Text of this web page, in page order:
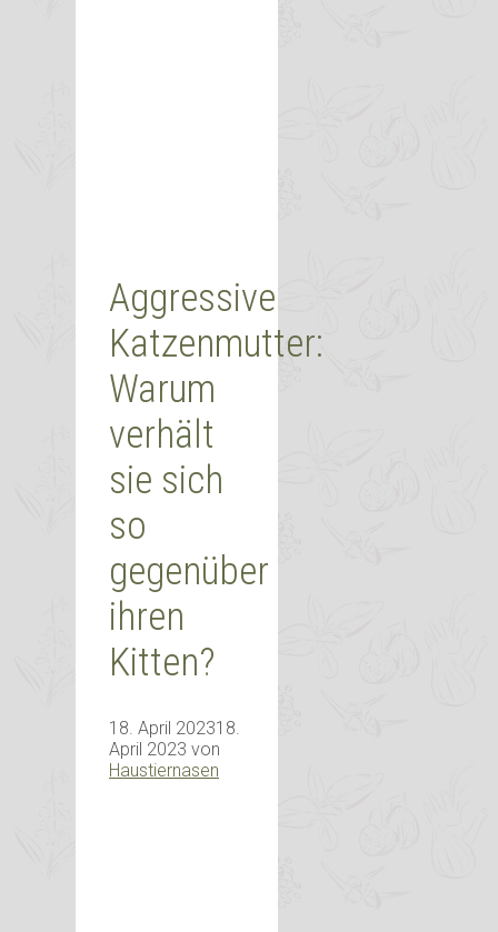
Aggressive
Katzenmutter:
Warum
verhält
sie sich
so
gegenüber
ihren
Kitten?
18. April 202318.
April 2023 von
Haustiernasen